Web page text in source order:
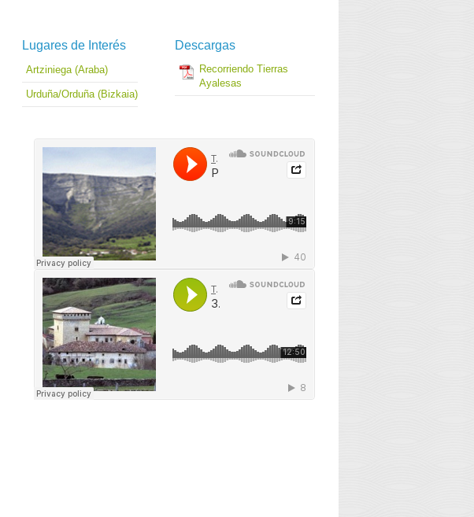
Lugares de Interés
Artziniega (Araba)
Urduña/Orduña (Bizkaia)
Descargas
Recorriendo Tierras
Ayalesas